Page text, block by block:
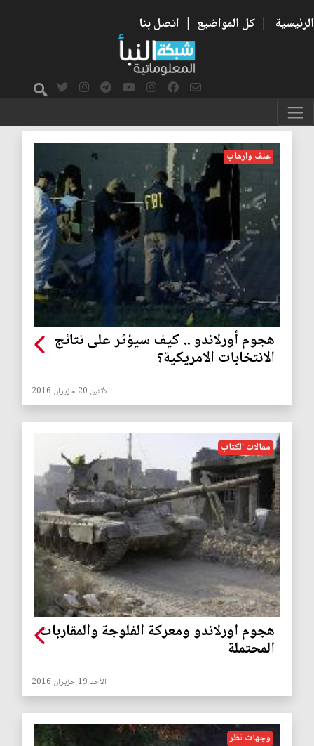
الرئيسية | كل المواضيع | اتصل بنا
اورلاندو
عنف وارهاب
هجوم أورلاندو .. كيف سيؤثر على نتائج
الانتخابات الامريكية؟
الأثنين 20 حزيران 2016
مقالات الكتاب
هجوم اورلاندو ومعركة الفلوجة والمقاربات
المحتملة
الأحد 19 حزيران 2016
وجهات نظر